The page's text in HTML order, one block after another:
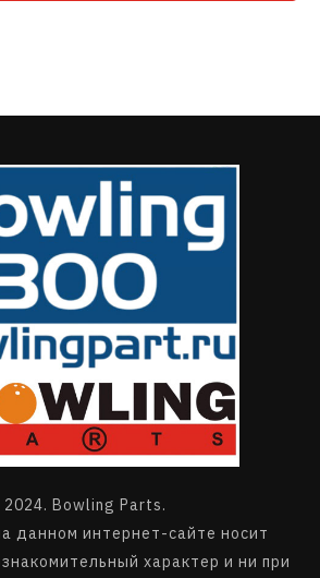
Bowling Parts.
данном интернет-сайте носит
характер и ни при